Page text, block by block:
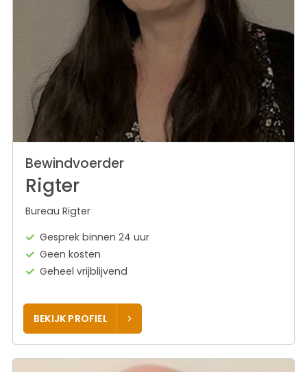
Bewindvoerder
Rigter
Bureau Rigter
Gesprek binnen 24 uur
Geen kosten
Geheel vrijblijvend
BEKIJK PROFIEL